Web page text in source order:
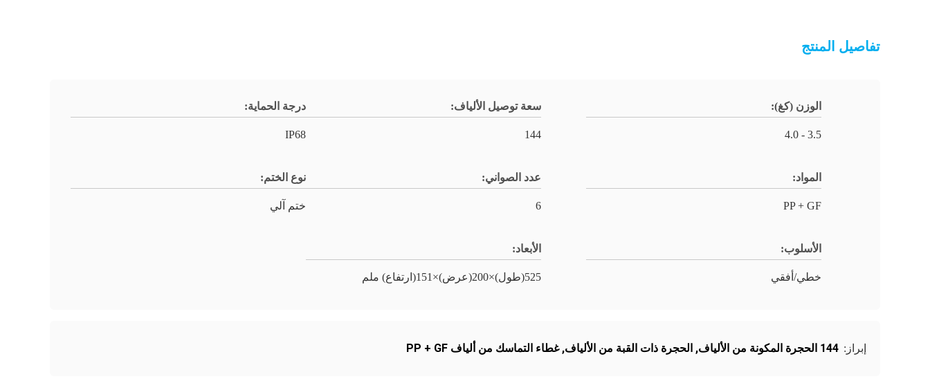
تفاصيل المنتج
الوزن (كغ):
3.5 - 4.0
سعة توصيل الألياف:
144
درجة الحماية:
IP68
المواد:
PP + GF
عدد الصواني:
6
نوع الختم:
ختم آلي
الأسلوب:
خطي/أفقي
الأبعاد:
525(طول)×200(عرض)×151(ارتفاع) ملم
إبراز: 144 الحجرة المكونة من الألياف , الحجرة ذات القبة من الألياف,غطاء التماسك من ألياف PP + GF